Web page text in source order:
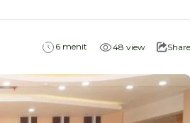
6 menit 48 view Share